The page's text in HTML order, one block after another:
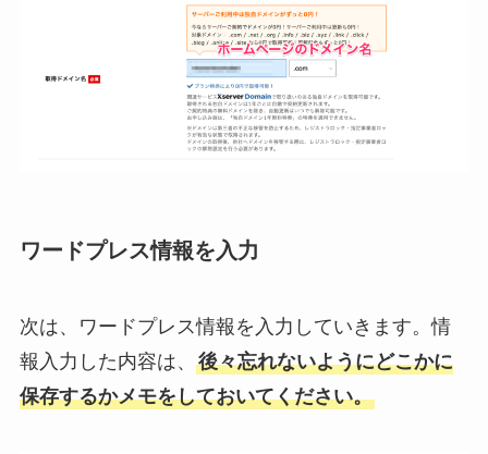
ワードプレス情報を入力
次は、ワードプレス情報を入力していきます。情
報入力した内容は、 後々忘れないようにどこかに
保存するかメモをしておいてください。